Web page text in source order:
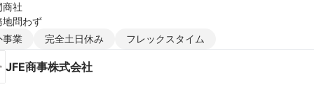
商社
地問わず
事業
完全土日休み フレックスタイム
JFE商事株式会社